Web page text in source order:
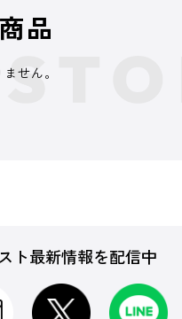
品
せん。
ト最新情報を配信中